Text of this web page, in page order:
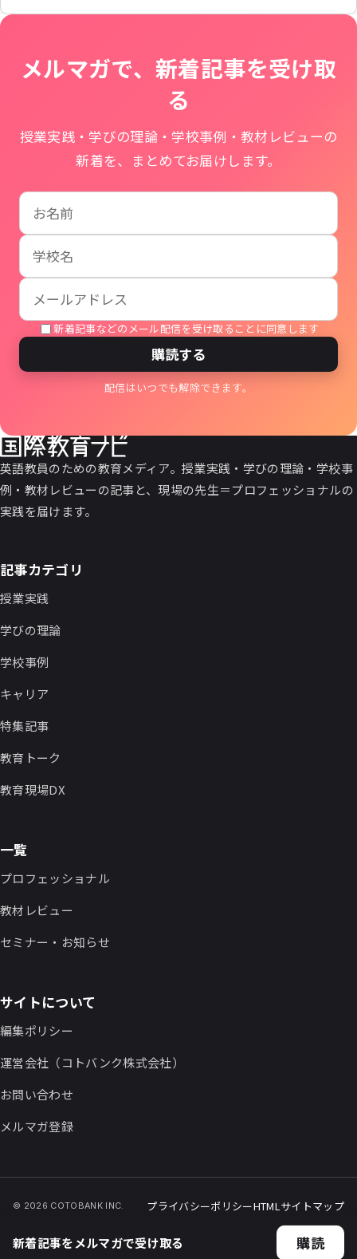
メルマガで、新着記事を受け取
る
授業実践・学びの理論・学校事例・教材レビューの
新着を、まとめてお届けします。
お名前
学校名
メールアドレス
新着記事などのメール配信を受け取ることに同意します
購読する
配信はいつでも解除できます。
英語教員のための教育メディア。授業実践・学びの理論・学校事
例・教材レビューの記事と、現場の先生＝プロフェッショナルの
実践を届けます。
記事カテゴリ
授業実践
学びの理論
学校事例
キャリア
特集記事
教育トーク
教育現場DX
一覧
プロフェッショナル
教材レビュー
セミナー・お知らせ
サイトについて
編集ポリシー
運営会社（コトバンク株式会社）
お問い合わせ
メルマガ登録
© 2026 COTOBANK INC. プライバシーポリシーHTMLサイトマップ
新着記事をメルマガで受け取る 購読